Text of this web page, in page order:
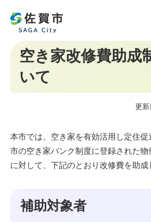
空き家改修費助成
いて
更新
本市では、空き家を有効活用し定住促
市の空き家バンク制度に登録された
に対して、下記のとおり改修費を助成
補助対象者